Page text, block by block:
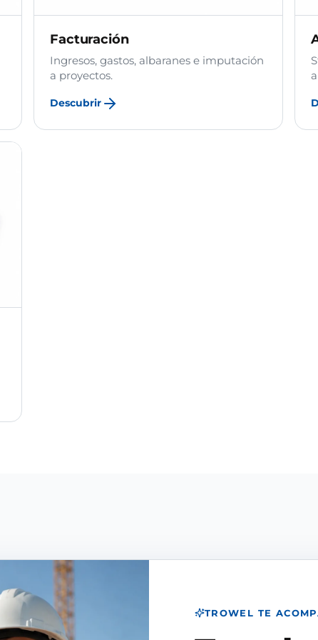
Facturación
Ingresos, gastos, albaranes e imputación
a proyectos.
Descubrir
TROWEL TE